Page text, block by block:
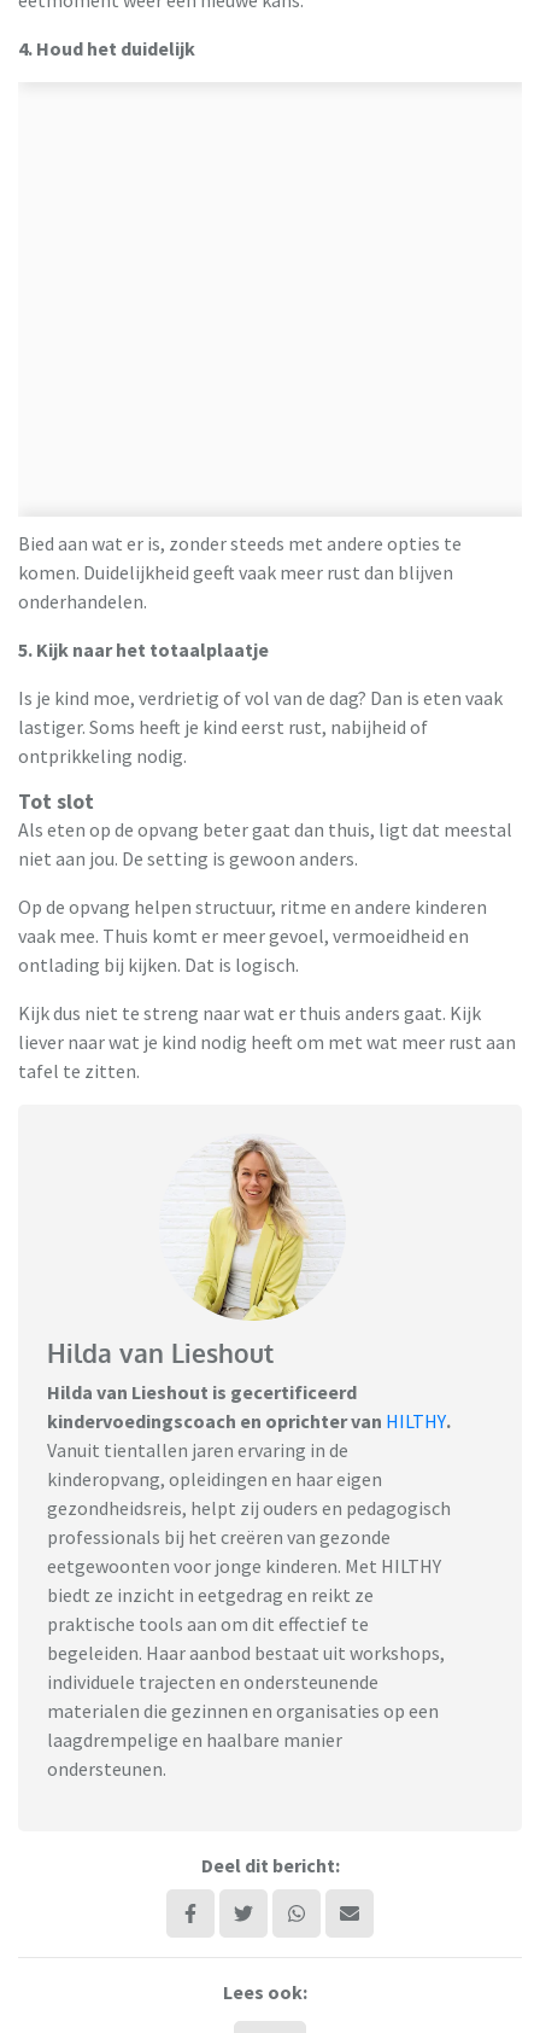
4. Houd het duidelijk
Bied aan wat er is, zonder steeds met andere opties te
komen. Duidelijkheid geeft vaak meer rust dan blijven
onderhandelen.
5. Kijk naar het totaalplaatje
Is je kind moe, verdrietig of vol van de dag? Dan is eten vaak
lastiger. Soms heeft je kind eerst rust, nabijheid of
ontprikkeling nodig.
Tot slot
Als eten op de opvang beter gaat dan thuis, ligt dat meestal
niet aan jou. De setting is gewoon anders.
Op de opvang helpen structuur, ritme en andere kinderen
vaak mee. Thuis komt er meer gevoel, vermoeidheid en
ontlading bij kijken. Dat is logisch.
Kijk dus niet te streng naar wat er thuis anders gaat. Kijk
liever naar wat je kind nodig heeft om met wat meer rust aan
tafel te zitten.
Hilda van Lieshout
Hilda van Lieshout is gecertificeerd
kindervoedingscoach en oprichter van HILTHY.
Vanuit tientallen jaren ervaring in de
kinderopvang, opleidingen en haar eigen
gezondheidsreis, helpt zij ouders en pedagogisch
professionals bij het creëren van gezonde
eetgewoonten voor jonge kinderen. Met HILTHY
biedt ze inzicht in eetgedrag en reikt ze
praktische tools aan om dit effectief te
begeleiden. Haar aanbod bestaat uit workshops,
individuele trajecten en ondersteunende
materialen die gezinnen en organisaties op een
laagdrempelige en haalbare manier
ondersteunen.
Deel dit bericht:
Lees ook: